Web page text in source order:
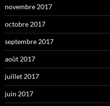
novembre 2017
octobre 2017
septembre 2017
août 2017
juillet 2017
juin 2017